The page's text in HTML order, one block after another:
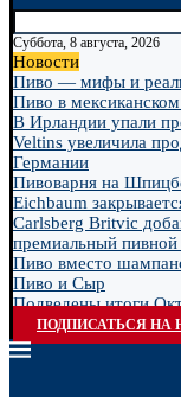
Суббота, 8 августа, 2026
Новости
Пиво — мифы и
Пиво в
В Ирландии упали
Veltins увеличила
Германии
Пивоварня на
Eichbaum
Carlsberg Britvic
премиальный пивной
Пиво вместо
Пиво и Сыр
Подведены итоги
ПОДПИСАТЬСЯ НА